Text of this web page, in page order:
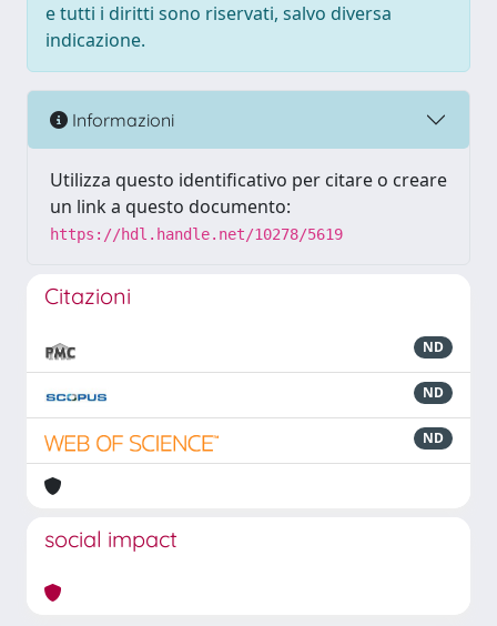
e tutti i diritti sono riservati, salvo diversa
indicazione.
Informazioni
Utilizza questo identificativo per citare o creare
un link a questo documento:
https://hdl.handle.net/10278/5619
Citazioni
ND
ND
ND
social impact